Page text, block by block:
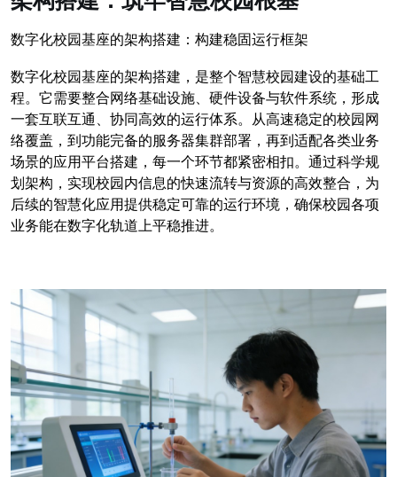
数字化校园基座的架构搭建：构建稳固运行框架
数字化校园基座的架构搭建，是整个智慧校园建设的基础工
程。它需要整合网络基础设施、硬件设备与软件系统，形成
一套互联互通、协同高效的运行体系。从高速稳定的校园网
络覆盖，到功能完备的服务器集群部署，再到适配各类业务
场景的应用平台搭建，每一个环节都紧密相扣。通过科学规
划架构，实现校园内信息的快速流转与资源的高效整合，为
后续的智慧化应用提供稳定可靠的运行环境，确保校园各项
业务能在数字化轨道上平稳推进。